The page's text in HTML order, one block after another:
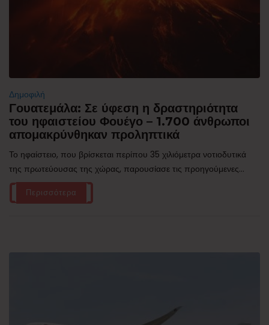
Δημοφιλή
Γουατεμάλα: Σε ύφεση η δραστηριότητα
του ηφαιστείου Φουέγο – 1.700 άνθρωποι
απομακρύνθηκαν προληπτικά
Το ηφαίστειο, που βρίσκεται περίπου 35 χιλιόμετρα νοτιοδυτικά
της πρωτεύουσας της χώρας, παρουσίασε τις προηγούμενες...
Περισσότερα